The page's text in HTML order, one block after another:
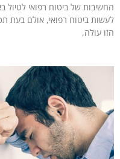
החשיבות של ביטוח רפואי לטיול
לעשות ביטוח רפואי, אולם בעת
הזו עולה,